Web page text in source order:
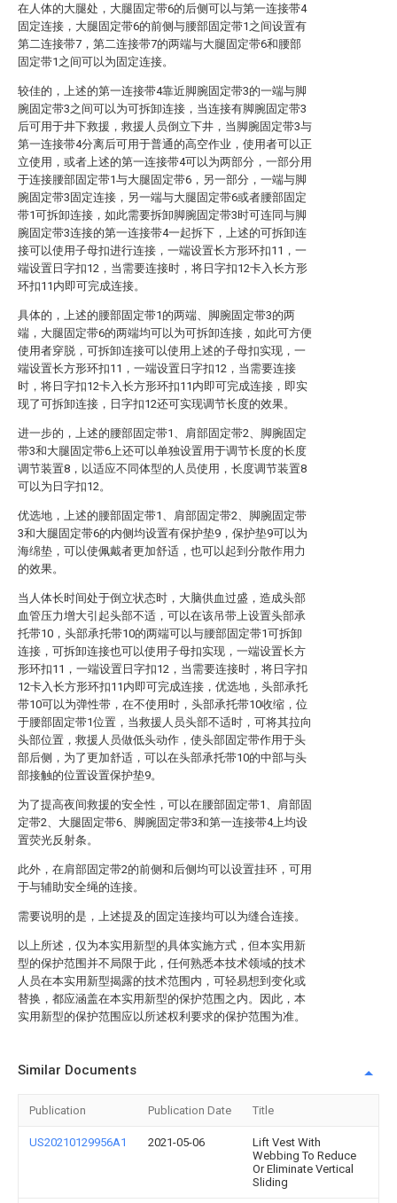
在人体的大腿处，大腿固定带6的后侧可以与第一连接带4
固定连接，大腿固定带6的前侧与腰部固定带1之间设置有
第二连接带7，第二连接带7的两端与大腿固定带6和腰部
固定带1之间可以为固定连接。
较佳的，上述的第一连接带4靠近脚腕固定带3的一端与脚
腕固定带3之间可以为可拆卸连接，当连接有脚腕固定带3
后可用于井下救援，救援人员倒立下井，当脚腕固定带3与
第一连接带4分离后可用于普通的高空作业，使用者可以正
立使用，或者上述的第一连接带4可以为两部分，一部分用
于连接腰部固定带1与大腿固定带6，另一部分，一端与脚
腕固定带3固定连接，另一端与大腿固定带6或者腰部固定
带1可拆卸连接，如此需要拆卸脚腕固定带3时可连同与脚
腕固定带3连接的第一连接带4一起拆下，上述的可拆卸连
接可以使用子母扣进行连接，一端设置长方形环扣11，一
端设置日字扣12，当需要连接时，将日字扣12卡入长方形
环扣11内即可完成连接。
具体的，上述的腰部固定带1的两端、脚腕固定带3的两
端，大腿固定带6的两端均可以为可拆卸连接，如此可方便
使用者穿脱，可拆卸连接可以使用上述的子母扣实现，一
端设置长方形环扣11，一端设置日字扣12，当需要连接
时，将日字扣12卡入长方形环扣11内即可完成连接，即实
现了可拆卸连接，日字扣12还可实现调节长度的效果。
进一步的，上述的腰部固定带1、肩部固定带2、脚腕固定
带3和大腿固定带6上还可以单独设置用于调节长度的长度
调节装置8，以适应不同体型的人员使用，长度调节装置8
可以为日字扣12。
优选地，上述的腰部固定带1、肩部固定带2、脚腕固定带
3和大腿固定带6的内侧均设置有保护垫9，保护垫9可以为
海绵垫，可以使佩戴者更加舒适，也可以起到分散作用力
的效果。
当人体长时间处于倒立状态时，大脑供血过盛，造成头部
血管压力增大引起头部不适，可以在该吊带上设置头部承
托带10，头部承托带10的两端可以与腰部固定带1可拆卸
连接，可拆卸连接也可以使用子母扣实现，一端设置长方
形环扣11，一端设置日字扣12，当需要连接时，将日字扣
12卡入长方形环扣11内即可完成连接，优选地，头部承托
带10可以为弹性带，在不使用时，头部承托带10收缩，位
于腰部固定带1位置，当救援人员头部不适时，可将其拉向
头部位置，救援人员做低头动作，使头部固定带作用于头
部后侧，为了更加舒适，可以在头部承托带10的中部与头
部接触的位置设置保护垫9。
为了提高夜间救援的安全性，可以在腰部固定带1、肩部固
定带2、大腿固定带6、脚腕固定带3和第一连接带4上均设
置荧光反射条。
此外，在肩部固定带2的前侧和后侧均可以设置挂环，可用
于与辅助安全绳的连接。
需要说明的是，上述提及的固定连接均可以为缝合连接。
以上所述，仅为本实用新型的具体实施方式，但本实用新
型的保护范围并不局限于此，任何熟悉本技术领域的技术
人员在本实用新型揭露的技术范围内，可轻易想到变化或
替换，都应涵盖在本实用新型的保护范围之内。因此，本
实用新型的保护范围应以所述权利要求的保护范围为准。
Similar Documents
Publication Publication Date Title
US20210129956A1 2021-05-06
Lift Vest With
Webbing To Reduce
Or Eliminate Vertical
Sliding